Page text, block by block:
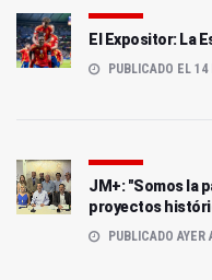
El Expositor: La
PUBLICADO EL
JM+: "Somos la
proyectos
PUBLICADO